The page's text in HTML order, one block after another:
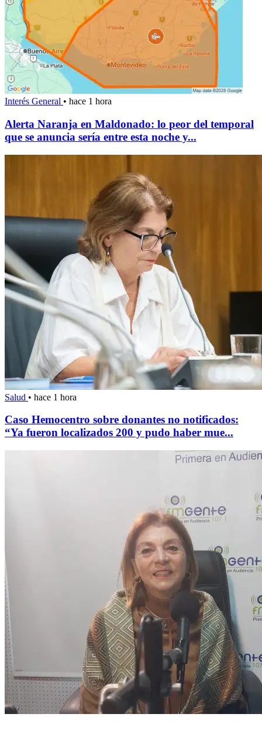
Interés General • hace 1 hora
Alerta Naranja en Maldonado: lo peor del temporal
que se anuncia sería entre esta noche y...
Salud • hace 1 hora
Caso Hemocentro sobre donantes no notificados:
“Ya fueron localizados 200 y pudo haber mue...